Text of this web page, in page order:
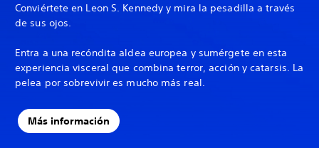
Conviértete en Leon S. Kennedy y mira la pesadilla a través
de sus ojos.
Entra a una recóndita aldea europea y sumérgete en esta
experiencia visceral que combina terror, acción y catarsis. La
pelea por sobrevivir es mucho más real.
Más información